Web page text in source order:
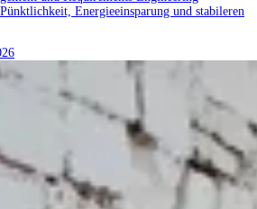
Energieeinsparung und stabileren